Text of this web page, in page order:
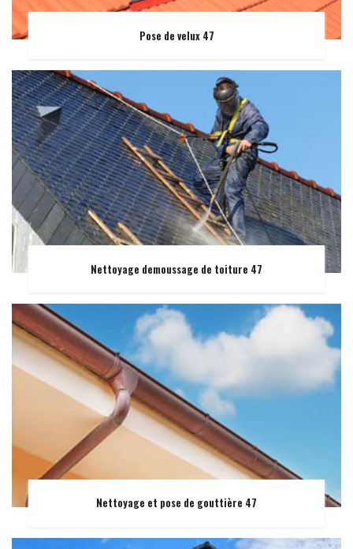
Pose de velux 47
Nettoyage demoussage de toiture 47
Nettoyage et pose de gouttière 47